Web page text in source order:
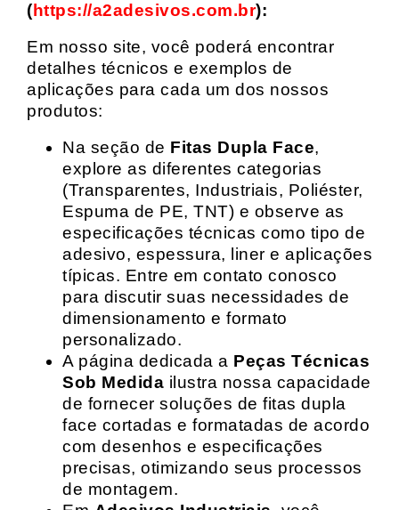
(https://a2adesivos.com.br):
Em nosso site, você poderá encontrar
detalhes técnicos e exemplos de
aplicações para cada um dos nossos
produtos:
Na seção de Fitas Dupla Face,
explore as diferentes categorias
(Transparentes, Industriais, Poliéster,
Espuma de PE, TNT) e observe as
especificações técnicas como tipo de
adesivo, espessura, liner e aplicações
típicas. Entre em contato conosco
para discutir suas necessidades de
dimensionamento e formato
personalizado.
A página dedicada a Peças Técnicas
Sob Medida ilustra nossa capacidade
de fornecer soluções de fitas dupla
face cortadas e formatadas de acordo
com desenhos e especificações
precisas, otimizando seus processos
de montagem.